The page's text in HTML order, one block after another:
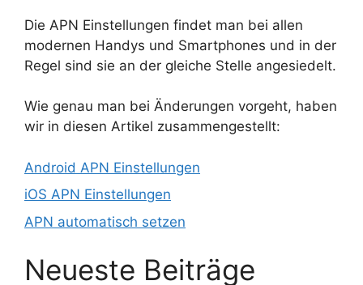
Die APN Einstellungen findet man bei allen
modernen Handys und Smartphones und in der
Regel sind sie an der gleiche Stelle angesiedelt.
Wie genau man bei Änderungen vorgeht, haben
wir in diesen Artikel zusammengestellt:
Android APN Einstellungen
iOS APN Einstellungen
APN automatisch setzen
Neueste Beiträge